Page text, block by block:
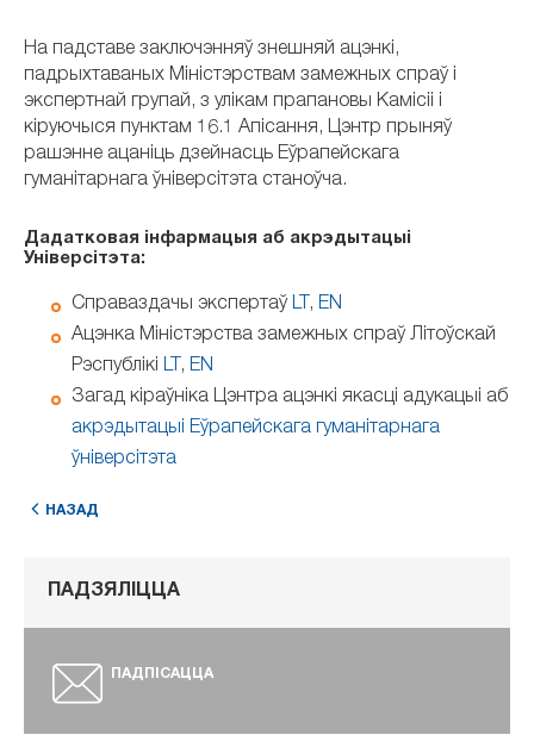
На падставе заключэнняў знешняй ацэнкі,
падрыхтаваных Міністэрствам замежных спраў і
экспертнай групай, з улікам прапановы Камісіі і
кіруючыся пунктам 16.1 Апісання, Цэнтр прыняў
рашэнне ацаніць дзейнасць Еўрапейскага
гуманітарнага ўніверсітэта станоўча.
Дадатковая інфармацыя аб акрэдытацыі
Універсітэта:
Справаздачы экспертаў LT , EN
Ацэнка Міністэрства замежных спраў Літоўскай
Рэспублікі LT , EN
Загад кіраўніка Цэнтра ацэнкі якасці адукацыі аб
акрэдытацыі Еўрапейскага гуманітарнага
ўніверсітэта
НАЗАД
ПАДЗЯЛІЦЦА
ПАДПІСАЦЦА